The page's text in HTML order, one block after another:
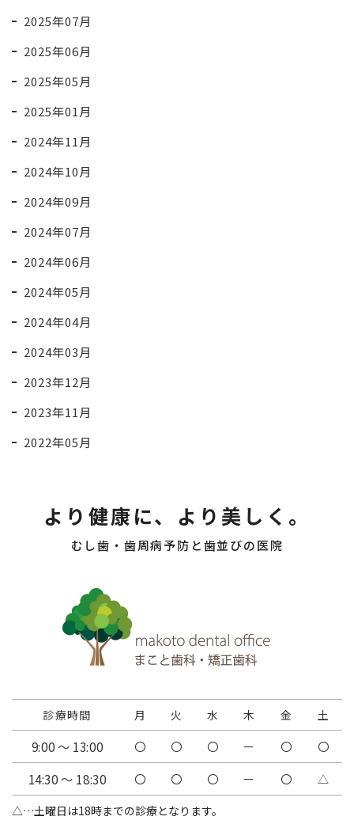
2025年07月
2025年06月
2025年05月
2025年01月
2024年11月
2024年10月
2024年09月
2024年07月
2024年06月
2024年05月
2024年04月
2024年03月
2023年12月
2023年11月
2022年05月
より健康に、より美しく。
むし歯・歯周病予防と歯並びの医院
診療時間 月 火 水 木 金 土
9:00 ～ 13:00 〇 〇 〇 ー 〇 〇
14:30 ～ 18:30 〇 〇 〇 ー 〇
△
△…土曜日は18時までの診療となります。